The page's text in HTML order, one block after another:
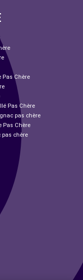
Pas Chère
Pas Chère
pas chère
Pas Chère
pas chère